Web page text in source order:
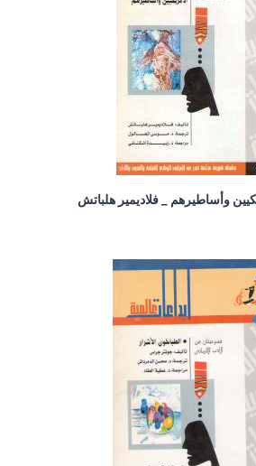
وأساطيرهم _ فلاديمير هلباتش